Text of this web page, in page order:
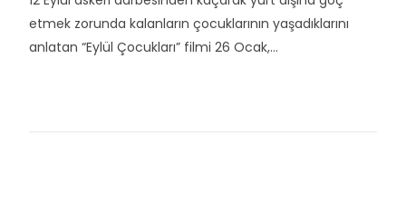
etmek zorunda kalanların çocuklarının yaşadıklarını
anlatan “Eylül Çocukları” filmi 26 Ocak,...